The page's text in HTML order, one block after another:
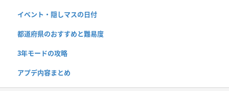
イベント・隠しマスの日付
都道府県のおすすめと難易度
3年モードの攻略
アプデ内容まとめ